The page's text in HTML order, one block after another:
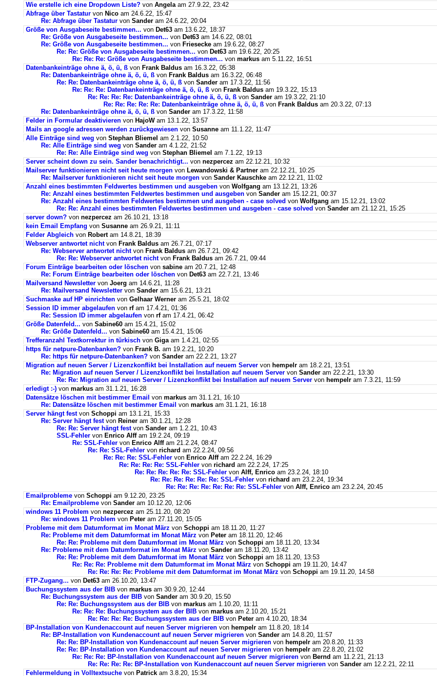
Wie erstelle ich eine Dropdown Liste? von Angela am 27.9.22, 23:42
Abfrage über Tastatur von Nico am 24.6.22, 15:47
Re: Abfrage über Tastatur von Sander am 24.6.22, 20:04
Größe von Ausgabeseite bestimmen... von Det63 am 13.6.22, 18:37
Re: Größe von Ausgabeseite bestimmen... von Det63 am 14.6.22, 08:01
Re: Größe von Ausgabeseite bestimmen... von Friesecke am 19.6.22, 08:27
Re: Re: Größe von Ausgabeseite bestimmen... von Det63 am 19.6.22, 20:25
Re: Re: Re: Größe von Ausgabeseite bestimmen... von markus am 5.11.22, 16:51
Datenbankeinträge ohne ä, ö, ü, ß von Frank Baldus am 16.3.22, 05:38
Re: Datenbankeinträge ohne ä, ö, ü, ß von Frank Baldus am 16.3.22, 06:48
Re: Re: Datenbankeinträge ohne ä, ö, ü, ß von Sander am 17.3.22, 11:56
Re: Re: Re: Datenbankeinträge ohne ä, ö, ü, ß von Frank Baldus am 19.3.22, 15:13
Re: Re: Re: Re: Datenbankeinträge ohne ä, ö, ü, ß von Sander am 19.3.22, 21:10
Re: Re: Re: Re: Re: Datenbankeinträge ohne ä, ö, ü, ß von Frank Baldus am 20.3.22, 07:13
Re: Datenbankeinträge ohne ä, ö, ü, ß von Sander am 17.3.22, 11:58
Felder in Formular deaktivieren von HajoWam 13.1.22, 13:57
Mails an google adressen werden zurückgewiesen von Susanne am 11.1.22, 11:47
Alle Einträge sind weg von Stephan Bliemel am 2.1.22, 10:50
Re: Alle Einträge sind weg von Sander am 4.1.22, 21:52
Re: Re: Alle Einträge sind weg von Stephan Bliemel am 7.1.22, 19:13
Server scheint down zu sein. Sander benachrichtigt... von nezpercez am 22.12.21, 10:32
Mailserver funktionieren nicht seit heute morgen von Lewandowski & Partner am 22.12.21, 10:25
Re: Mailserver funktionieren nicht seit heute morgen von Sander Kauschke am 22.12.21, 11:02
Anzahl eines bestimmten Feldwertes bestimmen und ausgeben von Wolfgang am 13.12.21, 13:26
Re: Anzahl eines bestimmten Feldwertes bestimmen und ausgeben von Sander am 15.12.21, 00:37
Re: Anzahl eines bestimmten Feldwertes bestimmen und ausgeben - case solved von Wolfgang am 15.12.21, 13:02
Re: Re: Anzahl eines bestimmten Feldwertes bestimmen und ausgeben - case solved von Sander am 21.12.21, 15:25
server down? von nezpercez am 26.10.21, 13:18
kein Email Empfang von Susanne am 26.9.21, 11:11
Felder Abgleich von Robertam 14.8.21, 18:39
Webserver antwortet nichtvon Frank Baldus am 26.7.21, 07:17
Re: Webserver antwortet nichtvon Frank Baldus am 26.7.21, 09:42
Re: Re: Webserver antwortet nichtvon Frank Baldus am 26.7.21, 09:44
Forum Einträge bearbeiten oder löschen von sabine am 20.7.21, 12:48
Re: Forum Einträge bearbeiten oder löschen von Det63 am 22.7.21, 13:46
Mailversand Newsletter von Joerg am 14.6.21, 11:28
Re: Mailversand Newsletter von Sander am 15.6.21, 13:21
Suchmaske auf HP einrichten von Gelhaar Werner am 25.5.21, 18:02
Session ID immer abgelaufen von rfam 17.4.21, 01:36
Re: Session ID immer abgelaufen von rfam 17.4.21, 06:42
Größe Datenfeld... von Sabine60 am 15.4.21, 15:02
Re: Größe Datenfeld... von Sabine60 am 15.4.21, 15:06
Trefferanzahl Textkorrektur in türkisch von Gigaam 1.4.21, 02:55
https für netpure-Datenbanken? von Frank B. am 19.2.21, 10:20
Re: https für netpure-Datenbanken? von Sander am 22.2.21, 13:27
Migration auf neuen Server / Lizenzkonflikt bei Installation auf neuem Server von hempelr am 18.2.21, 13:51
Re: Migration auf neuen Server / Lizenzkonflikt bei Installation auf neuem Server von Sander am 22.2.21, 13:30
Re: Re: Migration auf neuen Server / Lizenzkonflikt bei Installation auf neuem Server von hempelr am 7.3.21, 11:59
erledigt :-) von markus am 31.1.21, 16:28
Datensätze löschen mit bestimmer Email von markus am 31.1.21, 16:10
Re: Datensätze löschen mit bestimmer Email von markus am 31.1.21, 16:18
Server hängt festvon Schoppi am 13.1.21, 15:33
Re: Server hängt festvon Reiner am 30.1.21, 12:28
Re: Re: Server hängt festvon Sander am 1.2.21, 10:43
SSL-Fehler von Enrico Alffam 19.2.24, 09:19
Re: SSL-Fehler von Enrico Alffam 21.2.24, 08:47
Re: Re: SSL-Fehler von richard am 22.2.24, 09:56
Re: Re: Re: SSL-Fehler von Enrico Alffam 22.2.24, 16:29
Re: Re: Re: Re: SSL-Fehler von richard am 22.2.24, 17:25
Re: Re: Re: Re: Re: SSL-Fehler von Alff, Enrico am 23.2.24, 18:10
Re: Re: Re: Re: Re: Re: SSL-Fehler von richard am 23.2.24, 19:34
Re: Re: Re: Re: Re: Re: Re: SSL-Fehler von Alff, Enrico am 23.2.24, 20:45
Emailprobleme von Schoppi am 9.12.20, 23:25
Re: Emailprobleme von Sander am 10.12.20, 12:06
windows 11 Problem von nezpercez am 25.11.20, 08:20
Re: windows 11 Problem von Peter am 27.11.20, 15:05
Probleme mit dem Datumformat im Monat März von Schoppi am 18.11.20, 11:27
Re: Probleme mit dem Datumformat im Monat März von Peter am 18.11.20, 12:46
Re: Re: Probleme mit dem Datumformat im Monat März von Schoppi am 18.11.20, 13:34
Re: Probleme mit dem Datumformat im Monat März von Sander am 18.11.20, 13:42
Re: Re: Probleme mit dem Datumformat im Monat März von Schoppi am 18.11.20, 13:53
Re: Re: Re: Probleme mit dem Datumformat im Monat März von Schoppi am 19.11.20, 14:47
Re: Re: Re: Re: Probleme mit dem Datumformat im Monat März von Schoppi am 19.11.20, 14:58
FTP-Zugang... von Det63 am 26.10.20, 13:47
Buchungssystem aus der BIB von markus am 30.9.20, 12:44
Re: Buchungssystem aus der BIB von Sander am 30.9.20, 15:50
Re: Re: Buchungssystem aus der BIB von markus am 1.10.20, 11:11
Re: Re: Re: Buchungssystem aus der BIB von markus am 2.10.20, 15:21
Re: Re: Re: Re: Buchungssystem aus der BIB von Peter am 4.10.20, 18:34
BP-Installation von Kundenaccount auf neuen Server migrieren von hempelr am 11.8.20, 18:14
Re: BP-Installation von Kundenaccount auf neuen Server migrieren von Sander am 14.8.20, 11:57
Re: Re: BP-Installation von Kundenaccount auf neuen Server migrieren von hempelr am 20.8.20, 11:33
Re: Re: BP-Installation von Kundenaccount auf neuen Server migrieren von hempelr am 22.8.20, 21:02
Re: Re: Re: BP-Installation von Kundenaccount auf neuen Server migrieren von Bernd am 11.2.21, 21:13
Re: Re: Re: Re: BP-Installation von Kundenaccount auf neuen Server migrieren von Sander am 12.2.21, 22:11
Fehlermeldung in Volltextsuche von Patrick am 3.8.20, 15:34